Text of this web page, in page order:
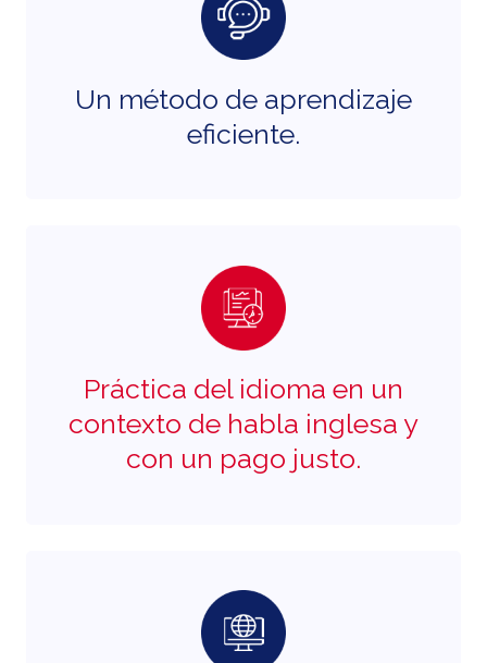
Un método de aprendizaje
eficiente.
Práctica del idioma en un
contexto de habla inglesa y
con un pago justo.